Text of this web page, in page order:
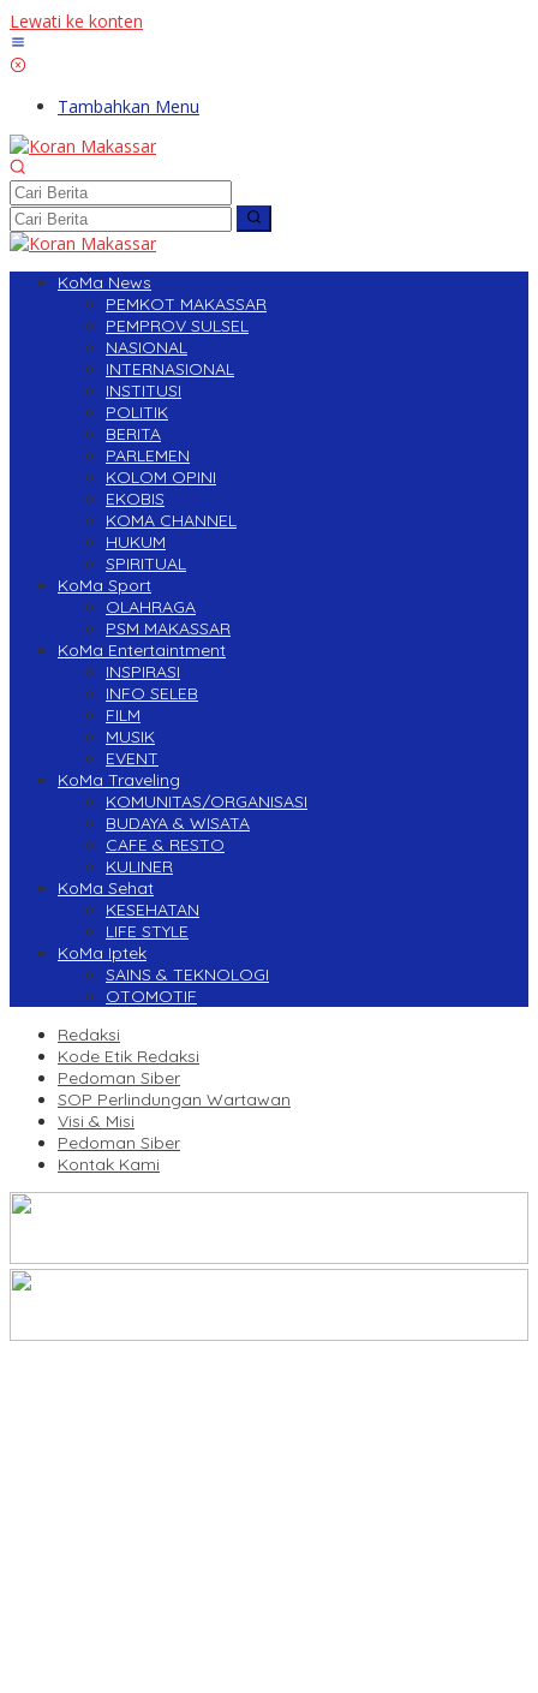
Lewati ke konten
Tambahkan Menu
KoMa News
PEMKOT MAKASSAR
PEMPROV SULSEL
NASIONAL
INTERNASIONAL
INSTITUSI
POLITIK
BERITA
PARLEMEN
KOLOM OPINI
EKOBIS
KOMA CHANNEL
HUKUM
SPIRITUAL
KoMa Sport
OLAHRAGA
PSM MAKASSAR
KoMa Entertaintment
INSPIRASI
INFO SELEB
FILM
MUSIK
EVENT
KoMa Traveling
KOMUNITAS/ORGANISASI
BUDAYA & WISATA
CAFE & RESTO
KULINER
KoMa Sehat
KESEHATAN
LIFE STYLE
KoMa Iptek
SAINS & TEKNOLOGI
OTOMOTIF
Redaksi
Kode Etik Redaksi
Pedoman Siber
SOP Perlindungan Wartawan
Visi & Misi
Pedoman Siber
Kontak Kami